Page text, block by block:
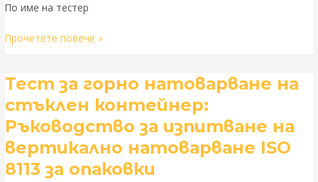
По име на тестер
на
Прочетете повече »
Тест за горно натоварване на
стъклен контейнер:
Ръководство за изпитване на
вертикално натоварване ISO
8113 за опаковки
Тест
горно
натоварване
на
стъклен
контейнер: